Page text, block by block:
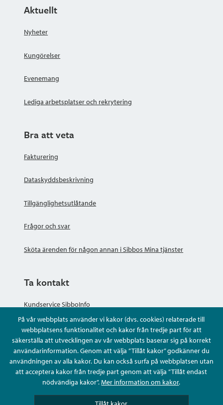
På vår webbplats använder vi kakor (dvs. cookies) relaterade till
webbplatsens funktionalitet och kakor från tredje part för att
säkerställa att utvecklingen av vår webbplats baserar sig på korrekt
användarinformation. Genom att välja ”Tillåt kakor” godkänner du
användningen av alla kakor. Du kan också surfa på webbplatsen utan
att acceptera kakor från tredje part genom att välja ”Tillåt endast
nödvändiga kakor”.Mer information om kakor.
Aktuellt
Nyheter
Kungörelser
Evenemang
Lediga arbetsplatser och rekrytering
Bra att veta
Fakturering
Dataskyddsbeskrivning
Tillgänglighetsutlåtande
Frågor och svar
Sköta ärenden för någon annan i Sibbos Mina tjänster
Ta kontakt
Kundservice SibboInfo
Ge anonym respons
Ställ en fråga eller sköta ditt ärende
Kontaktuppgifter